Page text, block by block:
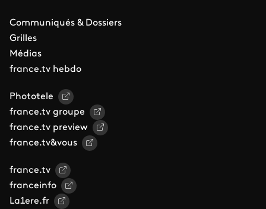
Communiqués & Dossiers
Grilles
Médias
france.tv hebdo
Phototele
france.tv groupe
france.tv preview
france.tv&vous
france.tv
franceinfo
La1ere.fr